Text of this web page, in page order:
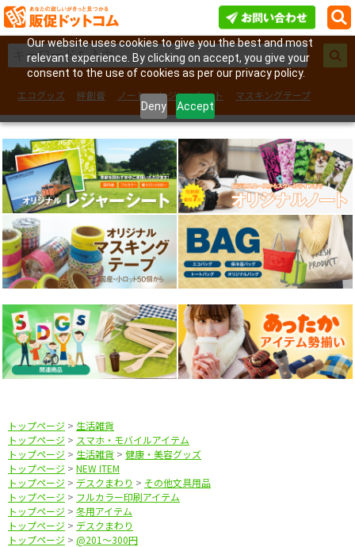
Our website uses cookies to give you the best and most
relevant experience. By clicking on accept, you give your
consent to the use of cookies as per our privacy policy.
Deny Accept
エコグッズ 絆創膏 ノート レジャーシート
マスキングテープ
フェイスシール
トップページ > 生活雑貨
トップページ > スマホ・モバイルアイテム
トップページ > 生活雑貨 > 健康・美容グッズ
トップページ > NEW ITEM
トップページ > デスクまわり > その他文具用品
トップページ > フルカラー印刷アイテム
トップページ > 冬用アイテム
トップページ > デスクまわり
トップページ > @201〜300円